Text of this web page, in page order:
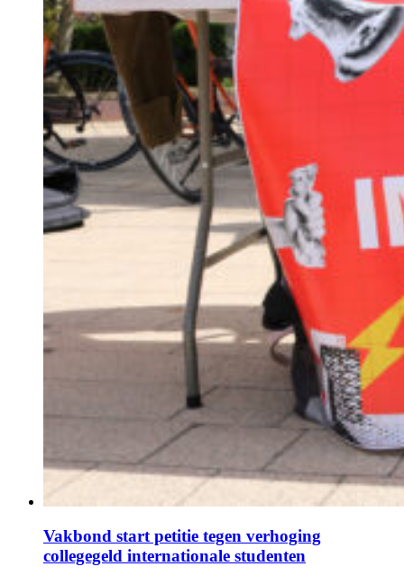
Vakbond start petitie tegen verhoging
collegegeld internationale studenten